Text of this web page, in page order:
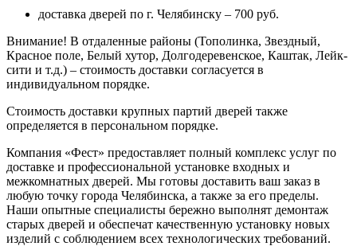
доставка дверей по г. Челябинску – 700 руб.
Внимание! В отдаленные районы (Тополинка, Звездный,
Красное поле, Белый хутор, Долгодеревенское, Каштак, Лейк-
сити и т.д.) – стоимость доставки согласуется в
индивидуальном порядке.
Стоимость доставки крупных партий дверей также
определяется в персональном порядке.
Компания «Фест» предоставляет полный комплекс услуг по
доставке и профессиональной установке входных и
межкомнатных дверей. Мы готовы доставить ваш заказ в
любую точку города Челябинска, а также за его пределы.
Наши опытные специалисты бережно выполнят демонтаж
старых дверей и обеспечат качественную установку новых
изделий с соблюдением всех технологических требований.